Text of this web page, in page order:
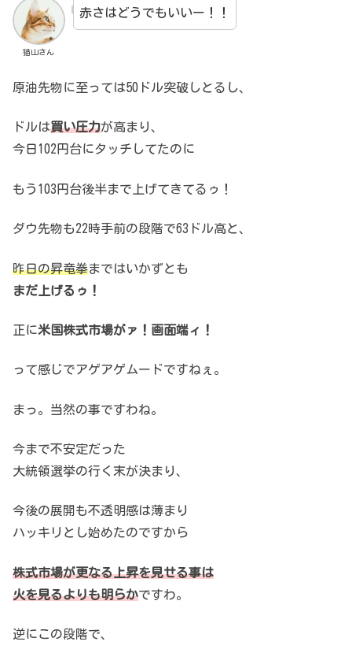
猫山さん
赤さはどうでもいいー！！
原油先物に至っては50ドル突破しとるし、
ドルは買い圧力が高まり、
今日102円台にタッチしてたのに
もう103円台後半まで上げてきてるゥ！
ダウ先物も22時手前の段階で63ドル高と、
昨日の昇竜拳まではいかずとも
まだ上げるゥ！
正に米国株式市場がァ！画面端ィ！
って感じでアゲアゲムードですねぇ。
まっ。当然の事ですわね。
今まで不安定だった
大統領選挙の行く末が決まり、
今後の展開も不透明感は薄まり
ハッキリとし始めたのですから
株式市場が更なる上昇を見せる事は
火を見るよりも明らかですわ。
逆にこの段階で、